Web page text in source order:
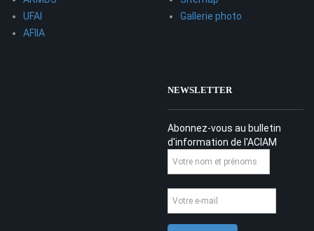
UFAI
AFIIA
Gallerie photo
NEWSLETTER
Abonnez-vous au bulletin
d'information de l'ACIAM